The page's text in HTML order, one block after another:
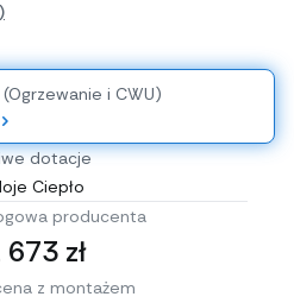
i CWU)
dotacje
Ciepło
producenta
zł
z montażem